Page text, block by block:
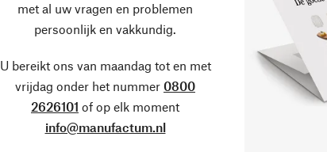
met al uw vragen en problemen
persoonlijk en vakkundig.
U bereikt ons van maandag tot en met
vrijdag onder het nummer 0800
2626101 of op elk moment
info@manufactum.nl